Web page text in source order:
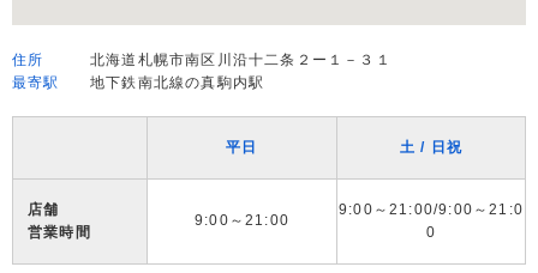
住所
北海道札幌市南区川沿十二条２ー１－３１
最寄駅
地下鉄南北線の真駒内駅
平日 土 / 日祝
店舗
営業時間
9:00～21:00
9:00～21:00/9:00～21:0
0